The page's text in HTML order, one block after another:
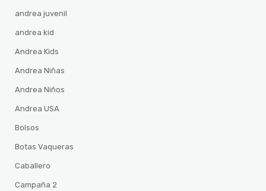
andrea juvenil
andrea kid
Andrea Kids
Andrea Niñas
Andrea Niños
Andrea USA
Bolsos
Botas Vaqueras
Caballero
Campaña 2